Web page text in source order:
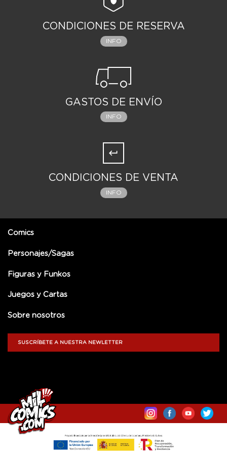
CONDICIONES DE RESERVA
INFO
GASTOS DE ENVÍO
INFO
CONDICIONES DE VENTA
INFO
Comics
Personajes/Sagas
Figuras y Funkos
Juegos y Cartas
Sobre nosotros
SUSCRÍBETE A NUESTRA NEWLETTER